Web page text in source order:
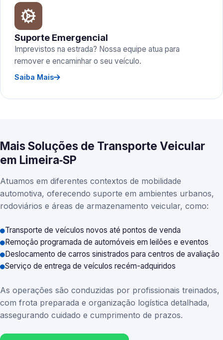
Suporte Emergencial
Imprevistos na estrada? Nossa equipe atua para
remover e encaminhar o seu veículo.
Saiba Mais
Mais Soluções de Transporte Veicular
em Limeira‑SP
Atuamos em diferentes contextos de mobilidade
automotiva, oferecendo suporte em ambientes urbanos,
rodoviários e áreas de armazenamento veicular, como:
Transporte de veículos novos até pontos de venda
Remoção programada de automóveis em leilões e eventos
Deslocamento de carros sinistrados para centros de avaliação
Serviço de entrega de veículos recém-adquiridos
As operações são conduzidas por profissionais treinados,
com frota preparada e organização logística detalhada,
assegurando cuidado e cumprimento de prazos.